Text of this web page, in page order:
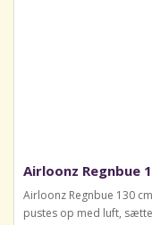
Airloonz Regnbue
Airloonz Regnbue 130
pustes op med luft,